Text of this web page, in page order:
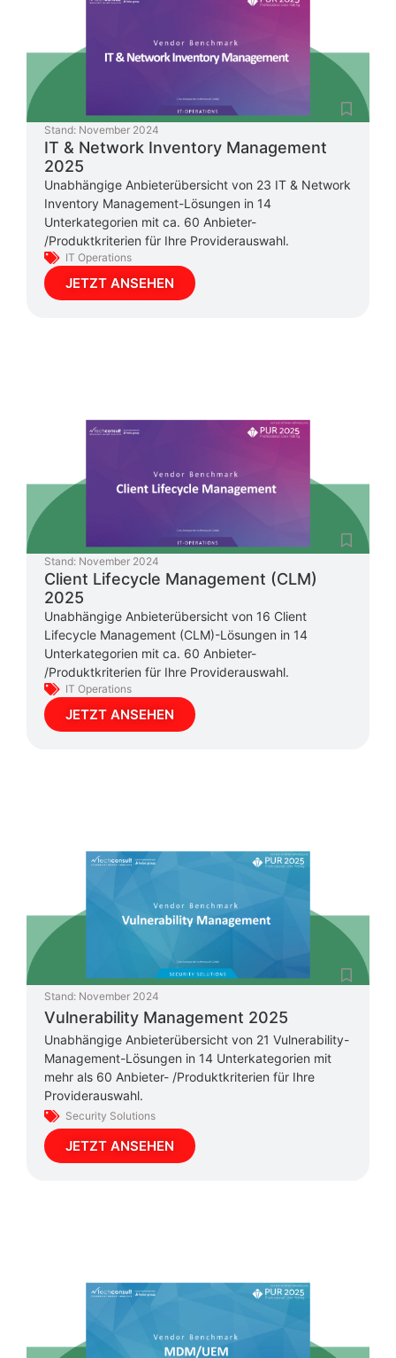
Stand: November 2024
IT & Network Inventory Management
2025
Unabhängige Anbieterübersicht von 23 IT & Network
Inventory Management-Lösungen in 14
Unterkategorien mit ca. 60 Anbieter-
/Produktkriterien für Ihre Providerauswahl.
IT Operations
JETZT ANSEHEN
Stand: November 2024
Client Lifecycle Management (CLM)
2025
Unabhängige Anbieterübersicht von 16 Client
Lifecycle Management (CLM)-Lösungen in 14
Unterkategorien mit ca. 60 Anbieter-
/Produktkriterien für Ihre Providerauswahl.
IT Operations
JETZT ANSEHEN
Stand: November 2024
Vulnerability Management 2025
Unabhängige Anbieterübersicht von 21 Vulnerability-
Management-Lösungen in 14 Unterkategorien mit
mehr als 60 Anbieter- /Produktkriterien für Ihre
Providerauswahl.
Security Solutions
JETZT ANSEHEN